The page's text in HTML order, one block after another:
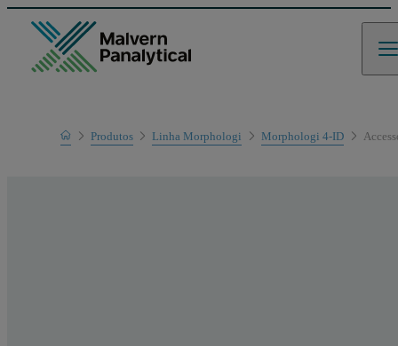
HomeProdutos
Linha de produtos
Linha Morphologi Morphologi 4-ID